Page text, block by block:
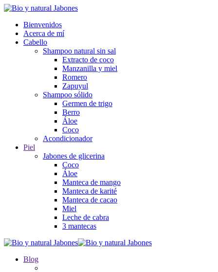
Bienvenidos
Acerca de mí
Cabello
Shampoo natural sin sal
Extracto de coco
Manzanilla y miel
Romero
Zapuyul
Shampoo sólido
Germen de trigo
Berro
Áloe
Coco
Acondicionador
Piel
Jabones de glicerina
Coco
Áloe
Manteca de mango
Manteca de karité
Manteca de cacao
Miel
Leche de cabra
3 mantecas
Blog